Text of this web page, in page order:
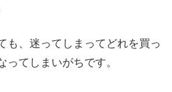
も、迷ってしまってどれを買っ
ってしまいがちです。